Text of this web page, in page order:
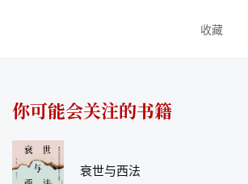
收藏
你可能会关注的书籍
衰世与西法